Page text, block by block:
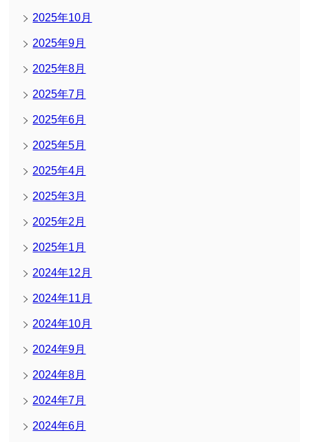
2025年10月
2025年9月
2025年8月
2025年7月
2025年6月
2025年5月
2025年4月
2025年3月
2025年2月
2025年1月
2024年12月
2024年11月
2024年10月
2024年9月
2024年8月
2024年7月
2024年6月